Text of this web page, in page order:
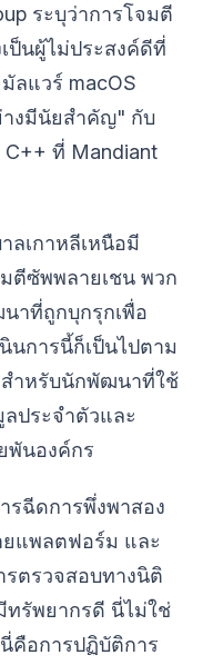
ระบุว่าการโจมตี
ป็นผู้ไม่ประสงค์ดีที่
ลแวร์ macOS
งมีนัยสำคัญ" กับ
C++ ที่ Mandiant
ลเกาหลีเหนือมี
ตีซัพพลายเชน พวก
าที่ถูกบุกรุกเพื่อ
นการนี้ก็เป็นไปตาม
สำหรับนักพัฒนาที่ใช้
ประจำตัวและ
พันองค์กร
รฉีดการพึ่งพาสอง
แพลตฟอร์ม และ
รตรวจสอบทางนิติ
ทรัพยากรดี นี่ไม่ใช่
คือการปฏิบัติการ